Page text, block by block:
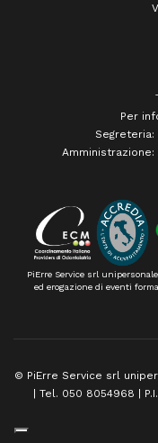
Per
Segreteria:
Amministrazione:
PiErre Service srl
ed erogazione di eventi
© PiErre Service srl
| Tel. 050 8054968 |